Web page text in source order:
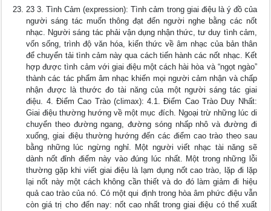
23 3. Tình Cảm (expression): Tình cảm trong giai điệu là ý đồ của
người sáng tác muốn thông đạt đến người nghe bằng các nốt
nhạc. Người sáng tác phải vận dụng nhận thức, tư duy tình cảm,
vốn sống, trình độ văn hóa, kiến thức về âm nhạc của bản thân
để chuyển tải tình cảm này qua cách tiến hành các nốt nhạc. Kết
hợp được tình cảm với giai điệu một cách hài hòa và “ngọt ngào”
thành các tác phẩm âm nhạc khiến mọi người cảm nhận và chấp
nhận được là thước đo tài năng của một người sáng tác giai
điệu. 4. Điểm Cao Trào (climax): 4.1. Điểm Cao Trào Duy Nhất:
Giai điệu thường hướng về một mục đích. Ngoại trừ những lúc di
chuyển theo đường ngang, đường sóng nhấp nhô và đường đi
xuống, giai điệu thường hướng đến các điểm cao trào theo sau
bằng những lúc ngừng nghỉ. Một người viết nhạc tài năng sẽ
dành nốt đỉnh điểm này vào đúng lúc nhất. Một trong những lỗi
thường gặp khi viết giai điệu là lạm dụng nốt cao trào, lặp đi lặp
lại nốt này một cách không cần thiết và do đó làm giảm đi hiệu
quả cao trào của nó. Có một qui định trong hòa âm phức điệu vẫn
còn giá trị cho đến nay: nốt cao nhất trong giai điệu có thể xuất